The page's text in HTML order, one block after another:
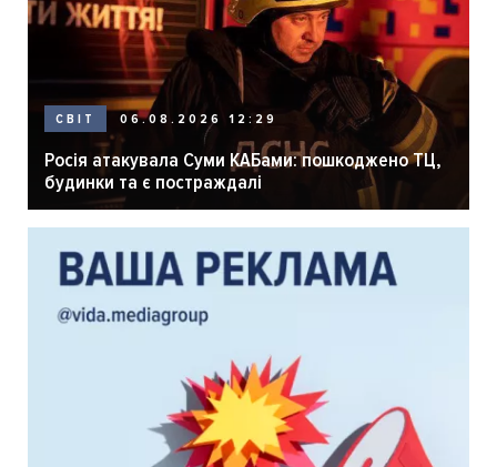
СВІТ 06.08.2026 12:29
Росія атакувала Суми КАБами: пошкоджено ТЦ,
будинки та є постраждалі